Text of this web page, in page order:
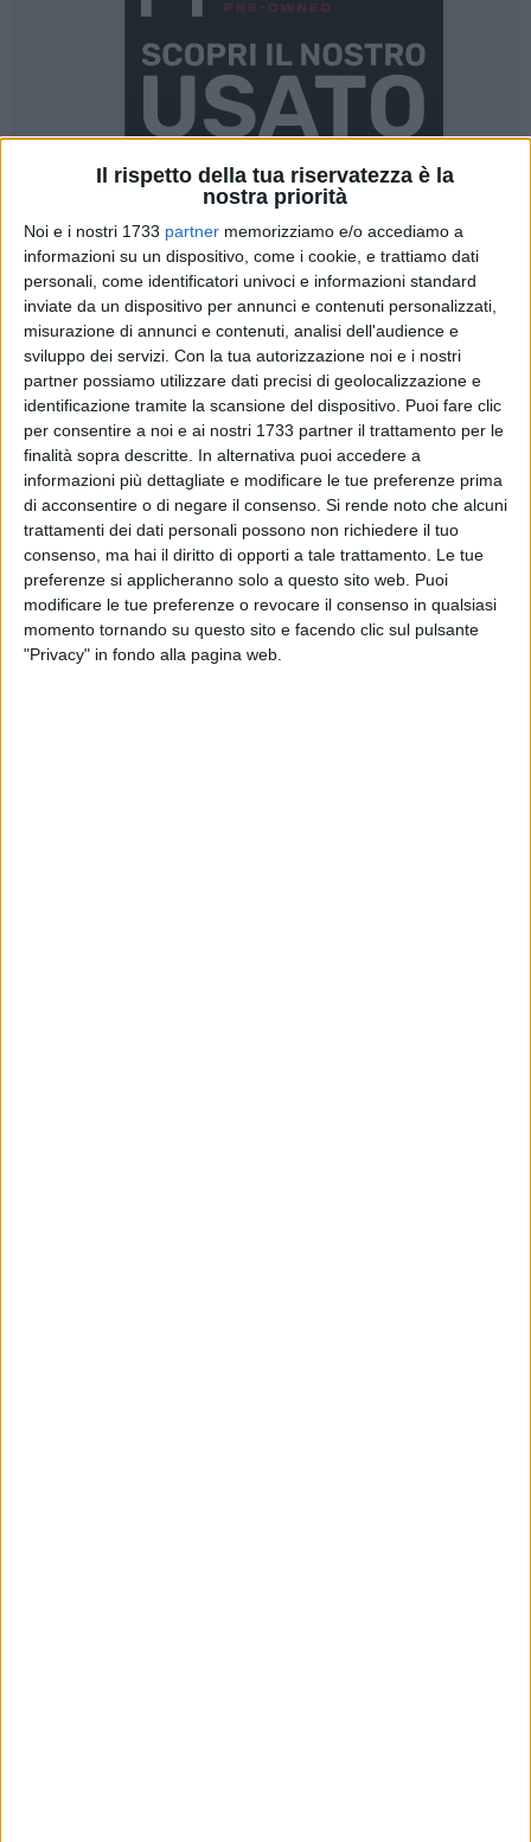
Il rispetto della tua riservatezza è la
nostra priorità
Noi e i nostri 1733 partner memorizziamo e/o accediamo a
informazioni su un dispositivo, come i cookie, e trattiamo dati
personali, come identificatori univoci e informazioni standard
inviate da un dispositivo per annunci e contenuti personalizzati,
misurazione di annunci e contenuti, analisi dell'audience e
sviluppo dei servizi. Con la tua autorizzazione noi e i nostri
partner possiamo utilizzare dati precisi di geolocalizzazione e
identificazione tramite la scansione del dispositivo. Puoi fare clic
per consentire a noi e ai nostri 1733 partner il trattamento per le
finalità sopra descritte. In alternativa puoi accedere a
informazioni più dettagliate e modificare le tue preferenze prima
di acconsentire o di negare il consenso. Si rende noto che alcuni
trattamenti dei dati personali possono non richiedere il tuo
consenso, ma hai il diritto di opporti a tale trattamento. Le tue
preferenze si applicheranno solo a questo sito web. Puoi
modificare le tue preferenze o revocare il consenso in qualsiasi
momento tornando su questo sito e facendo clic sul pulsante
"Privacy" in fondo alla pagina web.
Venerdì 5 novembre, in tutte le pasticcerie del circuito
dell'Associazione pasticcerie storiche biscegliesi, si terranno
iniziative speciali in occasione del Sospiro day.
I clienti potranno degustare un sospiretto al costo bloccato
di 60 centesimi per la sola giornata di venerdi all'interno
delle pasticcerie aderenti (Acquafredda, Dolce caffetteria,
Ghiottonerie, Il cibo degli dei, Il forno delle meraviglie, San
Pietro, Pasticceria Trani) e contestualmente leggere il
fumetto "Io sospiro", presentato lo scorso 25 settembre nel